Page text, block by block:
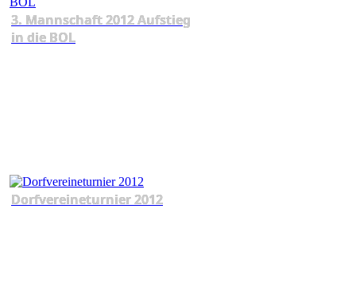
3. Mannschaft 2012 Aufstieg
in die BOL
Dorfvereineturnier 2012